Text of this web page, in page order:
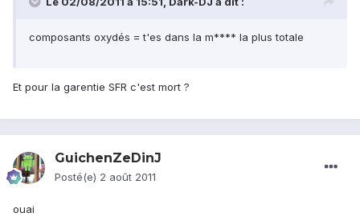
composants oxydés = t'es dans la m**** la plus totale
Et pour la garentie SFR c'est mort ?
GuichenZeDinJ
Posté(e) 2 août 2011
ouai